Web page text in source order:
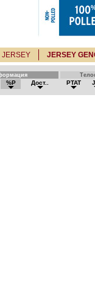
JERSEY JERSEY
%P Дост.. PTAT